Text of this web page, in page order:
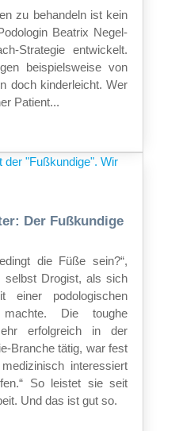
zu behandeln ist kein
Beatrix Negel-
Strategie entwickelt.
beispielsweise von
doch kinderleicht. Wer
Patient...
Der Fußkundige
die Füße sein?“,
selbst Drogist, als sich
einer podologischen
machte. Die toughe
erfolgreich in der
Branche tätig, war fest
interessiert
So leistet sie seit
Und das ist gut so.